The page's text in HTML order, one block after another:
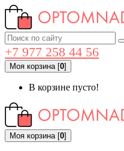
+7 977 258 44 56
Моя корзина[0]
В корзине пусто!
Моя корзина[0]